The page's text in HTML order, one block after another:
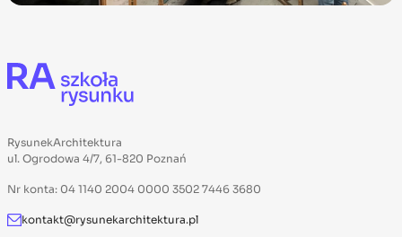
RysunekArchitektura
ul. Ogrodowa 4/7, 61-820 Poznań
Nr konta: 04 1140 2004 0000 3502 7446 3680
kontakt@rysunekarchitektura.pl